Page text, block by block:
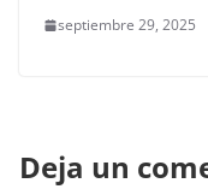
septiembre 29, 2025
Deja un